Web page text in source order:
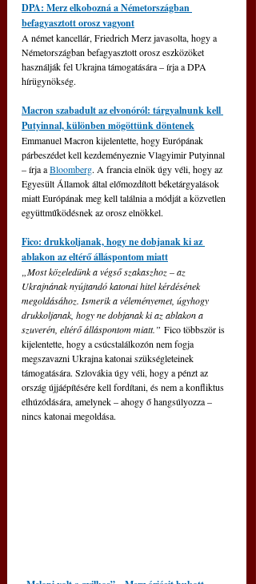
DPA: Merz elkobozná a Németországban
befagyasztott orosz vagyont
A német kancellár, Friedrich Merz javasolta, hogy a
Németországban befagyasztott orosz eszközöket
használják fel Ukrajna támogatására – írja a DPA
hírügynökség.
Macron szabadult az elvonóról: tárgyalnunk kell
Putyinnal, különben mögöttünk döntenek
Emmanuel Macron kijelentette, hogy Európának
párbeszédet kell kezdeményeznie Vlagyimir Putyinnal
– írja a Bloomberg. A francia elnök úgy véli, hogy az
Egyesült Államok által előmozdított béketárgyalások
miatt Európának meg kell találnia a módját a közvetlen
együttműködésnek az orosz elnökkel.
Fico: drukkoljanak, hogy ne dobjanak ki az
ablakon az eltérő álláspontom miatt
„Most közeledünk a végső szakaszhoz – az
Ukrajnának nyújtandó katonai hitel kérdésének
megoldásához. Ismerik a véleményemet, úgyhogy
drukkoljanak, hogy ne dobjanak ki az ablakon a
szuverén, eltérő álláspontom miatt.” Fico többször is
kijelentette, hogy a csúcstalálkozón nem fogja
megszavazni Ukrajna katonai szükségleteinek
támogatására. Szlovákia úgy véli, hogy a pénzt az
ország újjáépítésére kell fordítani, és nem a konfliktus
elhúzódására, amelynek – ahogy ő hangsúlyozza –
nincs katonai megoldása.